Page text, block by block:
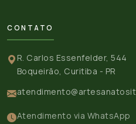
CONTATO
R. Carlos Essenfelder, 544
Boqueirão, Curitiba - PR
Atendimento via WhatsApp